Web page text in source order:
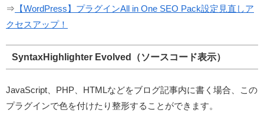
⇒ 【WordPress】プラグインAll in One SEO Pack設定見直しア
クセスアップ！
SyntaxHighlighter Evolved（ソースコード表示）
JavaScript、PHP、HTMLなどをブログ記事内に書く場合、この
プラグインで色を付けたり整形することができます。